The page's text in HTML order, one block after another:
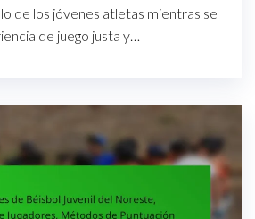
de los jóvenes atletas mientras se
de juego justa y…